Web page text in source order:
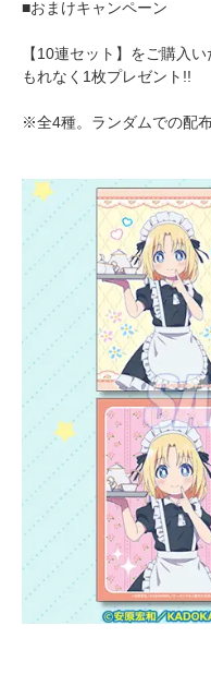
■おまけキャンペーン
【10連セット】をご購入
もれなく1枚プレゼント!!
※全4種。ランダムでの配布